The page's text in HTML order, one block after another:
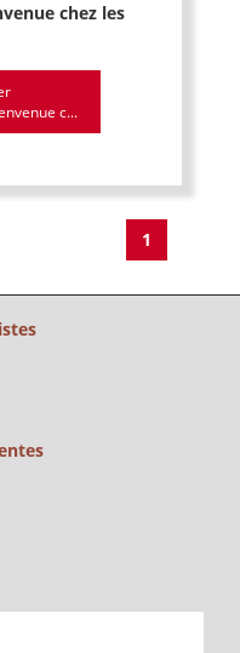
chez les
c...
1